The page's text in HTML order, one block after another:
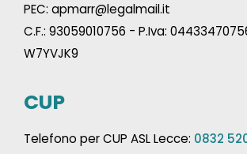
PEC: apmarr@legalmail.it
C.F.: 93059010756 - P.Iva:
W7YVJK9
CUP
Telefono per CUP ASL Lecce: 0832